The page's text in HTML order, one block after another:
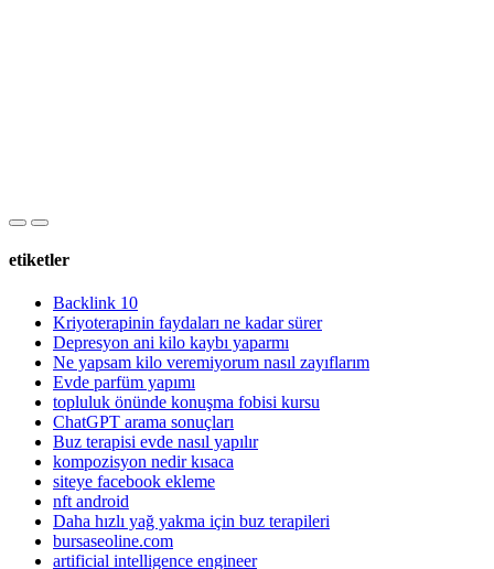
etiketler
Backlink 10
Kriyoterapinin faydaları ne kadar sürer
Depresyon ani kilo kaybı yaparmı
Ne yapsam kilo veremiyorum nasıl zayıflarım
Evde parfüm yapımı
topluluk önünde konuşma fobisi kursu
ChatGPT arama sonuçları
Buz terapisi evde nasıl yapılır
kompozisyon nedir kısaca
siteye facebook ekleme
nft android
Daha hızlı yağ yakma için buz terapileri
bursaseoline.com
artificial intelligence engineer